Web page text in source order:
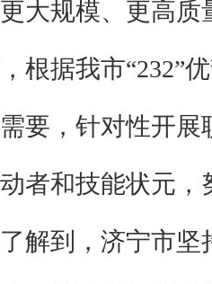
大规模、更高
根据我市“232”
要，针对性开
者和技能状元
解到，济宁市